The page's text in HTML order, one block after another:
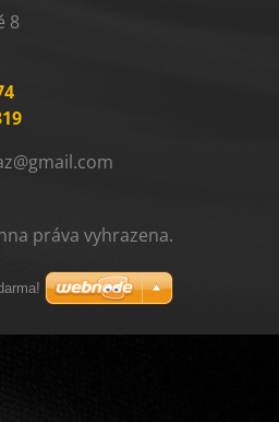
8
l.com
práva vyhrazena.